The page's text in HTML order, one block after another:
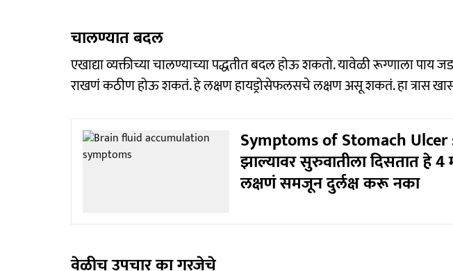
चालण्यात बदल
एखाद्या व्यक्तीच्या चालण्याच्या पद्धतीत बदल होऊ शकतो. यावेळी रूग्णाला
राखणं कठीण होऊ शकतं. हे लक्षण हायड्रोसेफलसचे लक्षण असू शकतं. हा त्रास
Symptoms of Stomach Ulcer :
झाल्यावर सुरुवातीला दिसतात हे 4
लक्षणं समजून दुर्लक्ष करू नका
वेळीच उपचार का गरजेचे